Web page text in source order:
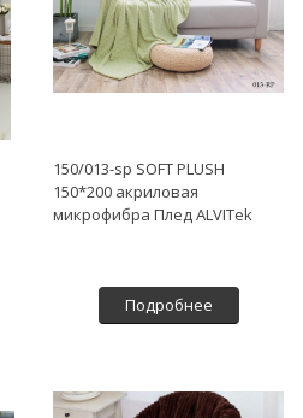
150/013-sp SOFT PLUSH
150*200 акриловая
микрофибра Плед ALVITek
Подробнее